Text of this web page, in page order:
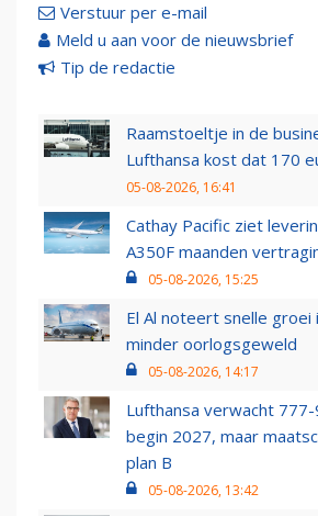
Verstuur per e-mail
Meld u aan voor de nieuwsbrief
Tip de redactie
Raamstoeltje in de
Lufthansa kost dat 170
05-08-2026, 16:41
Cathay Pacific ziet
A350F maanden
05-08-2026, 15:25
El Al noteert snelle groei
minder oorlogsgeweld
05-08-2026, 14:17
Lufthansa verwacht
begin 2027, maar
plan B
05-08-2026, 13:42